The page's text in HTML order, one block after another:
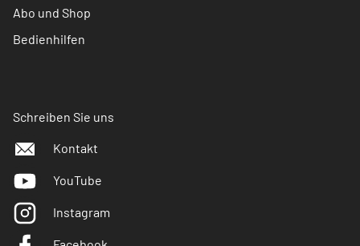
Abo und Shop
Bedienhilfen
Schreiben Sie uns
Kontakt
YouTube
Instagram